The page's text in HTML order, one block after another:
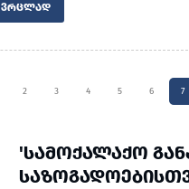
ᲕᲠᲪᲚᲐᲓ
2 3 4 5 6 7
'ᲡᲐᲛᲝᲥᲐᲚᲐᲥᲝ